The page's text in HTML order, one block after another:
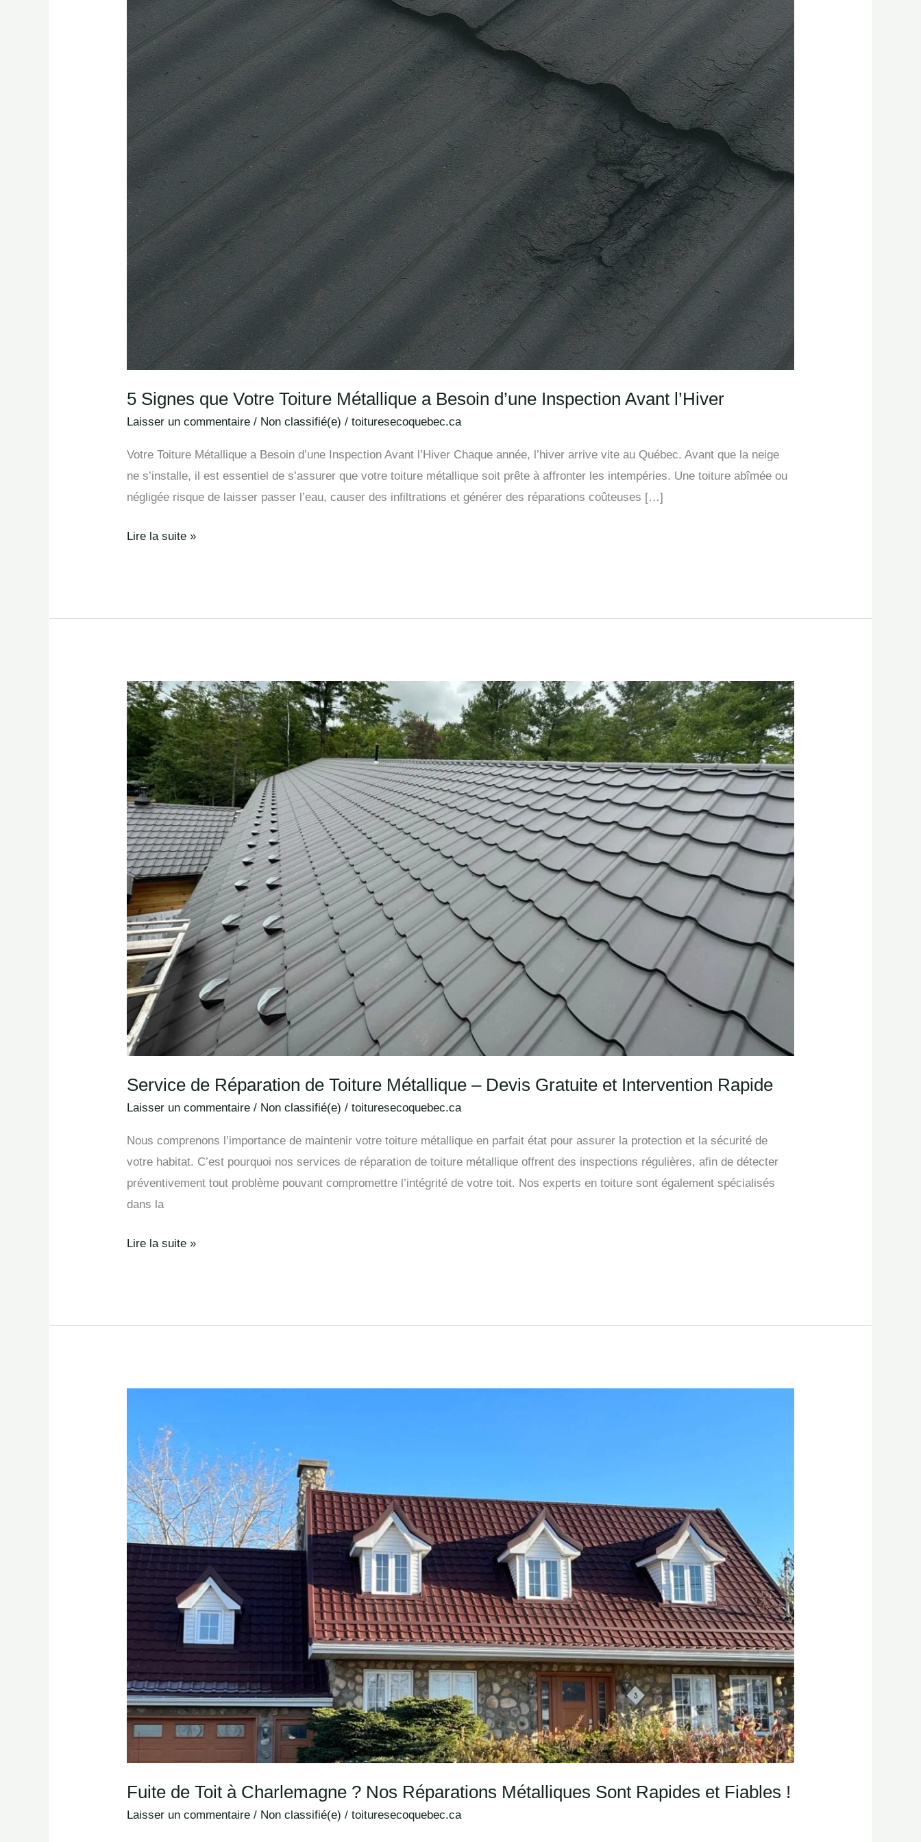
5 Signes que Votre Toiture Métallique a Besoin d’une Inspection Avant l’Hiver
Laisser un commentaire / Non classifié(e) /toituresecoquebec.ca
Votre Toiture Métallique a Besoin d’une Inspection Avant l’Hiver Chaque année, l’hiver arrive vite au Québec. Avant que la neige
ne s’installe, il est essentiel de s’assurer que votre toiture métallique soit prête à affronter les intempéries. Une toiture abîmée ou
négligée risque de laisser passer l’eau, causer des infiltrations et générer des réparations coûteuses […]
Lire la suite »
Service de Réparation de Toiture Métallique – Devis Gratuite et Intervention Rapide
Laisser un commentaire / Non classifié(e) /toituresecoquebec.ca
Nous comprenons l’importance de maintenir votre toiture métallique en parfait état pour assurer la protection et la sécurité de
votre habitat. C’est pourquoi nos services de réparation de toiture métallique offrent des inspections régulières, afin de détecter
préventivement tout problème pouvant compromettre l’intégrité de votre toit. Nos experts en toiture sont également spécialisés
dans la
Service
de
Réparation
de
Toiture
Métallique
–
Devis
Gratuite
et
Intervention
Rapide
Lire la suite »
Fuite de Toit à Charlemagne ? Nos Réparations Métalliques Sont Rapides et Fiables !
Laisser un commentaire / Non classifié(e) /toituresecoquebec.ca
Toit
à
Charlemagne
?
Nos
Réparations
Métalliques
Sont
Rapides
et
Fiables
!